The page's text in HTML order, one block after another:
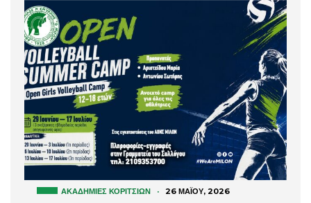
ΑΚΑΔΗΜΊΕΣ ΚΟΡΙΤΣΙΏΝ · 26 ΜΑΪ́ΟΥ, 2026